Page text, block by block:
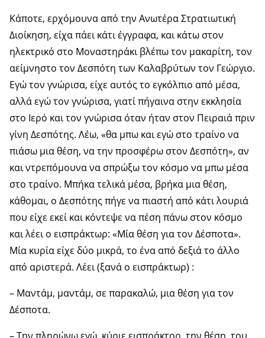
Κάποτε, ερχόμουνα από την Ανωτέρα Στρατιωτική
Διοίκηση, είχα πάει κάτι έγγραφα, και κάτω στον
ηλεκτρικό στο Μοναστηράκι βλέπω τον μακαρίτη, τον
αείμνηστο τον Δεσπότη των Καλαβρύτων τον Γεώργιο.
Εγώ τον γνώρισα, είχε αυτός το εγκόλπιο από μέσα,
αλλά εγώ τον γνώρισα, γιατί πήγαινα στην εκκλησία
στο Ιερό και τον γνώρισα όταν ήταν στον Πειραιά πριν
γίνη Δεσπότης. Λέω, «θα μπω και εγώ στο τραίνο να
πιάσω μια θέση, να την προσφέρω στον Δεσπότη», αν
και ντρεπόμουνα να σπρώξω τον κόσμο να μπω μέσα
στο τραίνο. Μπήκα τελικά μέσα, βρήκα μια θέση,
κάθομαι, ο Δεσπότης πήγε να πιαστή από κάτι λουριά
που είχε εκεί και κόντεψε να πέση πάνω στον κόσμο
και λέει ο εισπράκτωρ: «Μία θέση για τον Δέσποτα».
Μία κυρία είχε δύο μικρά, το ένα από δεξιά το άλλο
από αριστερά. Λέει (ξανά ο εισπράκτωρ) :
– Μαντάμ, μαντάμ, σε παρακαλώ, μια θέση για τον
Δέσποτα.